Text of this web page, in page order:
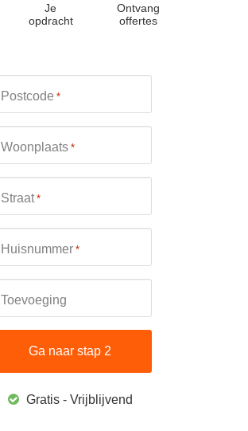
Je
opdracht
Ontvang
offertes
Postcode *
Woonplaats *
Straat *
Huisnummer *
Toevoeging
Gratis - Vrijblijvend